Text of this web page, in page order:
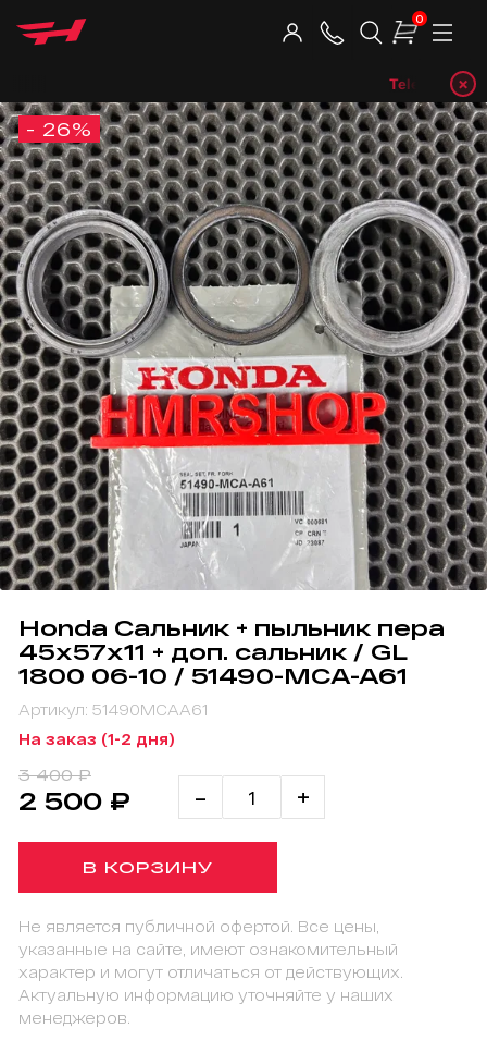
0
Telegram-×
- 26%
Honda Сальник + пыльник пера
45х57х11 + доп. сальник / GL
1800 06-10 / 51490-MCA-A61
Артикул: 51490MCAA61
На заказ (1-2 дня)
3 400 ₽
2 500 ₽ - +
В КОРЗИНУ
Не является публичной офертой. Все цены,
указанные на сайте, имеют ознакомительный
характер и могут отличаться от действующих.
Актуальную информацию уточняйте у наших
менеджеров.